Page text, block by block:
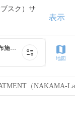
スク）サ
表示
（NAKAMA-
鴫野・住道・四条畷・緑橋・石切・布施・花園
地図